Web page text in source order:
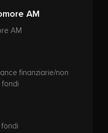
AM
AM
finanziarie/non
fondi
fondi